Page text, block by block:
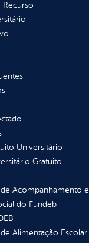
Recurso –
Universitário
Gratuito
Acompanhamento e
do Fundeb –
Alimentação Escolar